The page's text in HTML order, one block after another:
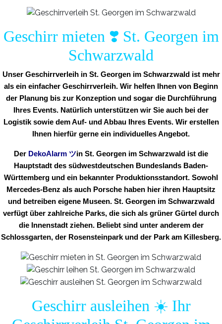
Geschirr mieten ❣️ St. Georgen im
Schwarzwald
Unser Geschirrverleih in St. Georgen im Schwarzwald ist mehr
als ein einfacher Geschirrverleih. Wir helfen Ihnen von Beginn
der Planung bis zur Konzeption und sogar die Durchführung
Ihres Events. Natürlich unterstützen wir Sie auch bei der
Logistik sowie dem Auf- und Abbau Ihres Events. Wir erstellen
Ihnen hierfür gerne ein individuelles Angebot.
Der DekoAlarm ツin St. Georgen im Schwarzwald ist die
Hauptstadt des südwestdeutschen Bundeslands Baden-
Württemberg und ein bekannter Produktionsstandort. Sowohl
Mercedes-Benz als auch Porsche haben hier ihren Hauptsitz
und betreiben eigene Museen. St. Georgen im Schwarzwald
verfügt über zahlreiche Parks, die sich als grüner Gürtel durch
die Innenstadt ziehen. Beliebt sind unter anderem der
Schlossgarten, der Rosensteinpark und der Park am Killesberg.
Geschirr ausleihen ☀️ Ihr